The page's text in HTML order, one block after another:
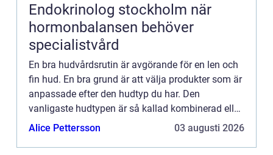
Endokrinolog stockholm när
hormonbalansen behöver
specialistvård
En bra hudvårdsrutin är avgörande för en len och
fin hud. En bra grund är att välja produkter som är
anpassade efter den hudtyp du har. Den
vanligaste hudtypen är så kallad kombinerad eller
blandad hud, den kan även innebära lite av en
Alice Pettersson 03 augusti 2026